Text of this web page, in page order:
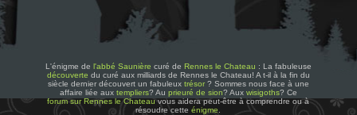
L'énigme de l'abbé Saunière curé de Rennes le Chateau : La fabuleuse
découverte du curé aux milliards de Rennes le Chateau! A t-il à la fin du
siècle dernier découvert un fabuleux trésor? Sommes nous face à une
affaire liée aux templiers? Au prieuré de sion? Aux wisigoths? Ce
forum sur Rennes le Chateauvous aidera peut-être à comprendre ou à
résoudre cetteénigme